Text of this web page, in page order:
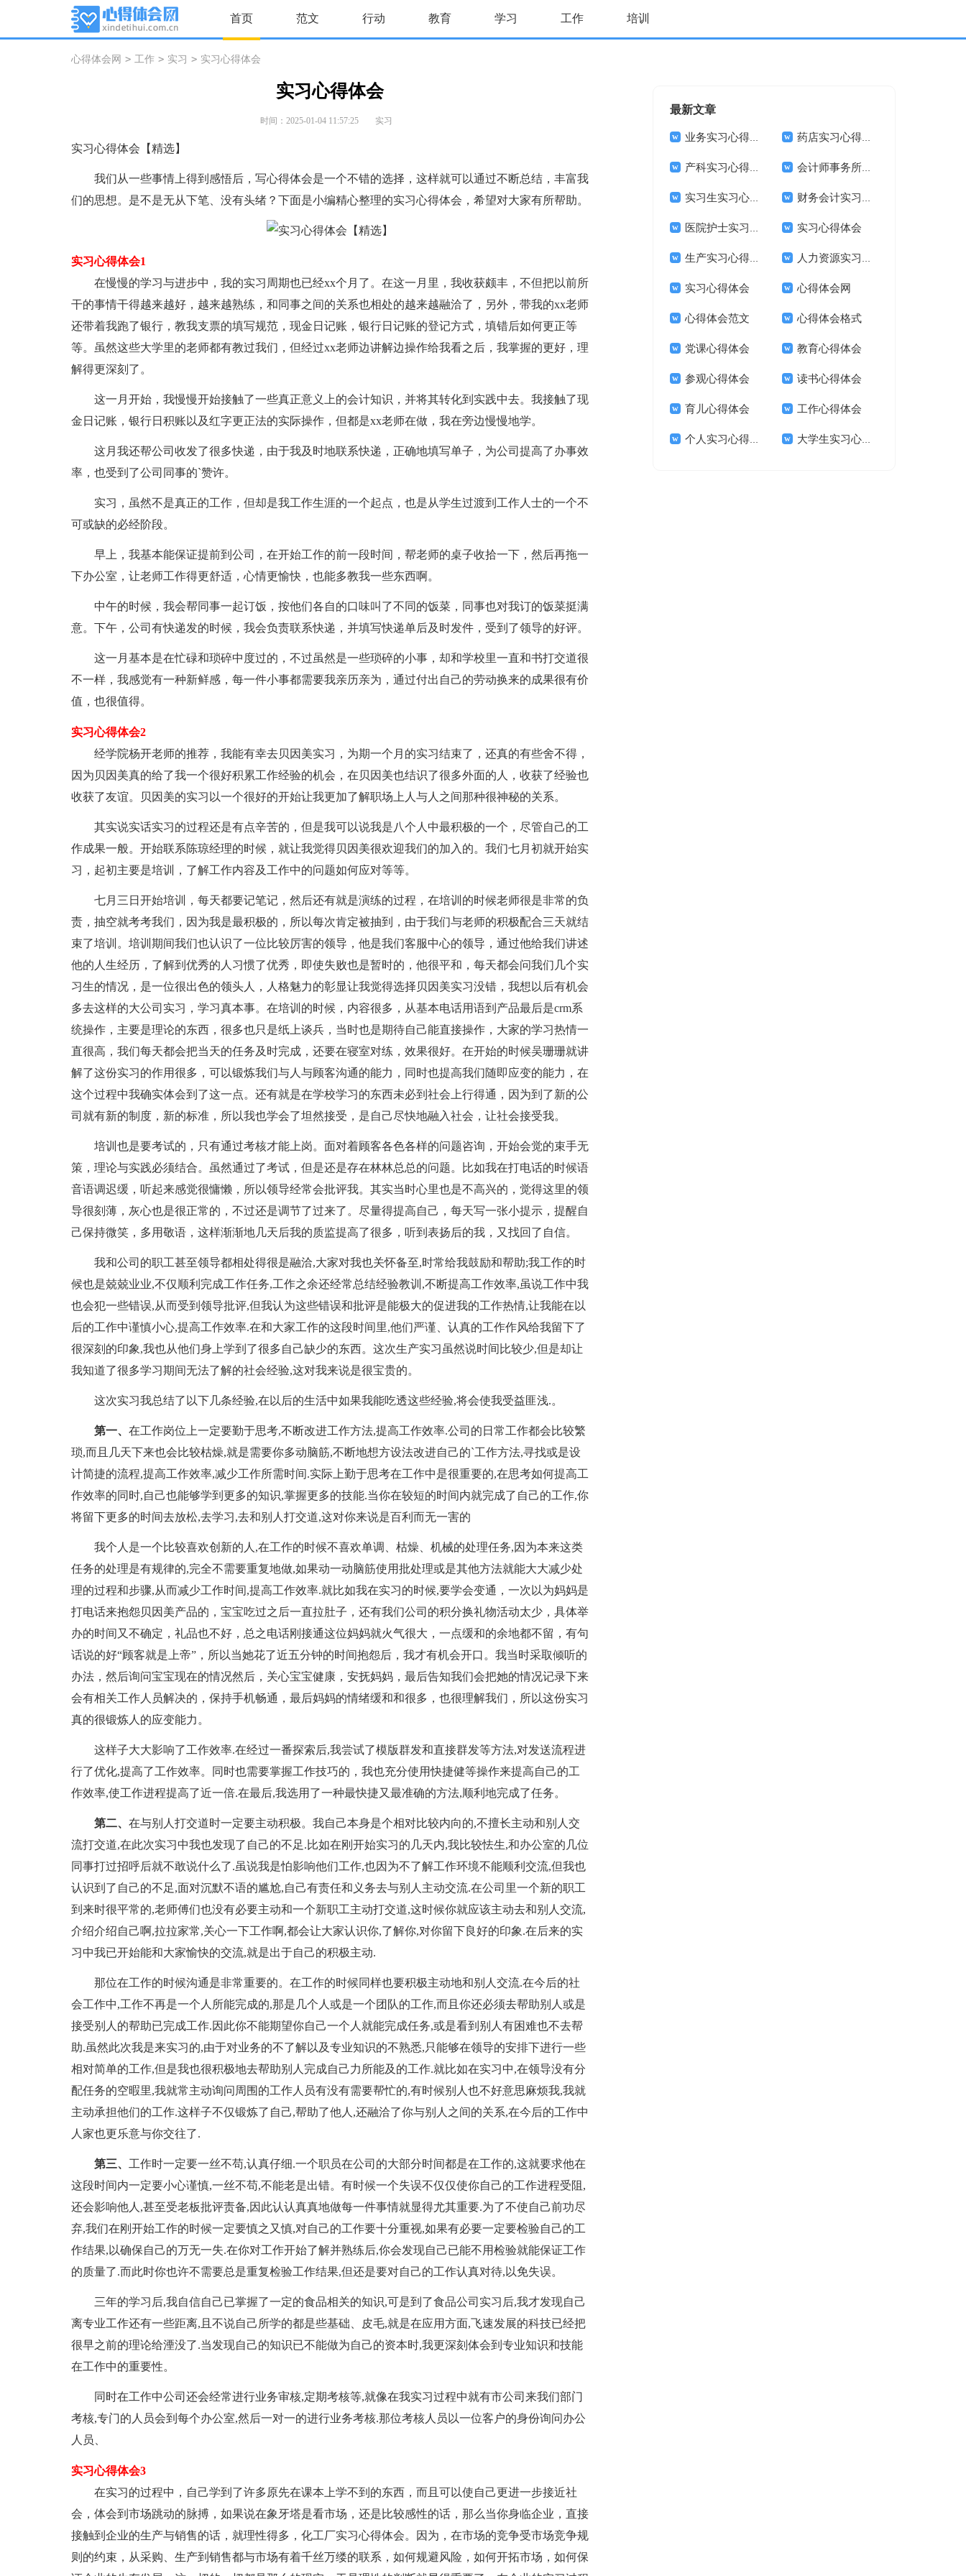
首页 范文 行动 教育 学习 工作 培训
心得体会网 > 工作 > 实习 > 实习心得体会
实习心得体会
时间：2025-01-04 11:57:25 实习
实习心得体会【精选】
我们从一些事情上得到感悟后，写心得体会是一个不错的选择，这样就可以通过不断总结，丰富我
们的思想。是不是无从下笔、没有头绪？下面是小编精心整理的实习心得体会，希望对大家有所帮助。
实习心得体会1
在慢慢的学习与进步中，我的实习周期也已经xx个月了。在这一月里，我收获颇丰，不但把以前所
干的事情干得越来越好，越来越熟练，和同事之间的关系也相处的越来越融洽了，另外，带我的xx老师
还带着我跑了银行，教我支票的填写规范，现金日记账，银行日记账的登记方式，填错后如何更正等
等。虽然这些大学里的老师都有教过我们，但经过xx老师边讲解边操作给我看之后，我掌握的更好，理
解得更深刻了。
这一月开始，我慢慢开始接触了一些真正意义上的会计知识，并将其转化到实践中去。我接触了现
金日记账，银行日积账以及红字更正法的实际操作，但都是xx老师在做，我在旁边慢慢地学。
这月我还帮公司收发了很多快递，由于我及时地联系快递，正确地填写单子，为公司提高了办事效
率，也受到了公司同事的`赞许。
实习，虽然不是真正的工作，但却是我工作生涯的一个起点，也是从学生过渡到工作人士的一个不
可或缺的必经阶段。
早上，我基本能保证提前到公司，在开始工作的前一段时间，帮老师的桌子收拾一下，然后再拖一
下办公室，让老师工作得更舒适，心情更愉快，也能多教我一些东西啊。
中午的时候，我会帮同事一起订饭，按他们各自的口味叫了不同的饭菜，同事也对我订的饭菜挺满
意。下午，公司有快递发的时候，我会负责联系快递，并填写快递单后及时发件，受到了领导的好评。
这一月基本是在忙碌和琐碎中度过的，不过虽然是一些琐碎的小事，却和学校里一直和书打交道很
不一样，我感觉有一种新鲜感，每一件小事都需要我亲历亲为，通过付出自己的劳动换来的成果很有价
值，也很值得。
实习心得体会2
经学院杨开老师的推荐，我能有幸去贝因美实习，为期一个月的实习结束了，还真的有些舍不得，
因为贝因美真的给了我一个很好积累工作经验的机会，在贝因美也结识了很多外面的人，收获了经验也
收获了友谊。贝因美的实习以一个很好的开始让我更加了解职场上人与人之间那种很神秘的关系。
其实说实话实习的过程还是有点辛苦的，但是我可以说我是八个人中最积极的一个，尽管自己的工
作成果一般。开始联系陈琼经理的时候，就让我觉得贝因美很欢迎我们的加入的。我们七月初就开始实
习，起初主要是培训，了解工作内容及工作中的问题如何应对等等。
七月三日开始培训，每天都要记笔记，然后还有就是演练的过程，在培训的时候老师很是非常的负
责，抽空就考考我们，因为我是最积极的，所以每次肯定被抽到，由于我们与老师的积极配合三天就结
束了培训。培训期间我们也认识了一位比较厉害的领导，他是我们客服中心的领导，通过他给我们讲述
他的人生经历，了解到优秀的人习惯了优秀，即使失败也是暂时的，他很平和，每天都会问我们几个实
习生的情况，是一位很出色的领头人，人格魅力的彰显让我觉得选择贝因美实习没错，我想以后有机会
多去这样的大公司实习，学习真本事。在培训的时候，内容很多，从基本电话用语到产品最后是crm系
统操作，主要是理论的东西，很多也只是纸上谈兵，当时也是期待自己能直接操作，大家的学习热情一
直很高，我们每天都会把当天的任务及时完成，还要在寝室对练，效果很好。在开始的时候吴珊珊就讲
解了这份实习的作用很多，可以锻炼我们与人与顾客沟通的能力，同时也提高我们随即应变的能力，在
这个过程中我确实体会到了这一点。还有就是在学校学习的东西未必到社会上行得通，因为到了新的公
司就有新的制度，新的标准，所以我也学会了坦然接受，是自己尽快地融入社会，让社会接受我。
培训也是要考试的，只有通过考核才能上岗。面对着顾客各色各样的问题咨询，开始会觉的束手无
策，理论与实践必须结合。虽然通过了考试，但是还是存在林林总总的问题。比如我在打电话的时候语
音语调迟缓，听起来感觉很慵懒，所以领导经常会批评我。其实当时心里也是不高兴的，觉得这里的领
导很刻薄，灰心也是很正常的，不过还是调节了过来了。尽量得提高自己，每天写一张小提示，提醒自
己保持微笑，多用敬语，这样渐渐地几天后我的质监提高了很多，听到表扬后的我，又找回了自信。
我和公司的职工甚至领导都相处得很是融洽,大家对我也关怀备至,时常给我鼓励和帮助;我工作的时
候也是兢兢业业,不仅顺利完成工作任务,工作之余还经常总结经验教训,不断提高工作效率,虽说工作中我
也会犯一些错误,从而受到领导批评,但我认为这些错误和批评是能极大的促进我的工作热情,让我能在以
后的工作中谨慎小心,提高工作效率.在和大家工作的这段时间里,他们严谨、认真的工作作风给我留下了
很深刻的印象,我也从他们身上学到了很多自己缺少的东西。这次生产实习虽然说时间比较少,但是却让
我知道了很多学习期间无法了解的社会经验,这对我来说是很宝贵的。
这次实习我总结了以下几条经验,在以后的生活中如果我能吃透这些经验,将会使我受益匪浅.。
第一、 在工作岗位上一定要勤于思考,不断改进工作方法,提高工作效率.公司的日常工作都会比较繁
琐,而且几天下来也会比较枯燥,就是需要你多动脑筋,不断地想方设法改进自己的`工作方法,寻找或是设
计简捷的流程,提高工作效率,减少工作所需时间.实际上勤于思考在工作中是很重要的,在思考如何提高工
作效率的同时,自己也能够学到更多的知识,掌握更多的技能.当你在较短的时间内就完成了自己的工作,你
将留下更多的时间去放松,去学习,去和别人打交道,这对你来说是百利而无一害的
我个人是一个比较喜欢创新的人,在工作的时候不喜欢单调、枯燥、机械的处理任务,因为本来这类
任务的处理是有规律的,完全不需要重复地做,如果动一动脑筋使用批处理或是其他方法就能大大减少处
理的过程和步骤,从而减少工作时间,提高工作效率.就比如我在实习的时候,要学会变通，一次以为妈妈是
打电话来抱怨贝因美产品的，宝宝吃过之后一直拉肚子，还有我们公司的积分换礼物活动太少，具体举
办的时间又不确定，礼品也不好，总之电话刚接通这位妈妈就火气很大，一点缓和的余地都不留，有句
话说的好“顾客就是上帝”，所以当她花了近五分钟的时间抱怨后，我才有机会开口。我当时采取倾听的
办法，然后询问宝宝现在的情况然后，关心宝宝健康，安抚妈妈，最后告知我们会把她的情况记录下来
会有相关工作人员解决的，保持手机畅通，最后妈妈的情绪缓和和很多，也很理解我们，所以这份实习
真的很锻炼人的应变能力。
这样子大大影响了工作效率.在经过一番探索后,我尝试了模版群发和直接群发等方法,对发送流程进
行了优化,提高了工作效率。同时也需要掌握工作技巧的，我也充分使用快捷健等操作来提高自己的工
作效率,使工作进程提高了近一倍.在最后,我选用了一种最快捷又最准确的方法,顺利地完成了任务。
第二、 在与别人打交道时一定要主动积极。我自己本身是个相对比较内向的,不擅长主动和别人交
流打交道,在此次实习中我也发现了自己的不足.比如在刚开始实习的几天内,我比较怯生,和办公室的几位
同事打过招呼后就不敢说什么了.虽说我是怕影响他们工作,也因为不了解工作环境不能顺利交流,但我也
认识到了自己的不足,面对沉默不语的尴尬,自己有责任和义务去与别人主动交流.在公司里一个新的职工
到来时很平常的,老师傅们也没有必要主动和一个新职工主动打交道,这时候你就应该主动去和别人交流,
介绍介绍自己啊,拉拉家常,关心一下工作啊,都会让大家认识你,了解你,对你留下良好的印象.在后来的实
习中我已开始能和大家愉快的交流,就是出于自己的积极主动.
那位在工作的时候沟通是非常重要的。在工作的时候同样也要积极主动地和别人交流.在今后的社
会工作中,工作不再是一个人所能完成的,那是几个人或是一个团队的工作,而且你还必须去帮助别人或是
接受别人的帮助已完成工作.因此你不能期望你自己一个人就能完成任务,或是看到别人有困难也不去帮
助.虽然此次我是来实习的,由于对业务的不了解以及专业知识的不熟悉,只能够在领导的安排下进行一些
相对简单的工作,但是我也很积极地去帮助别人完成自己力所能及的工作.就比如在实习中,在领导没有分
配任务的空暇里,我就常主动询问周围的工作人员有没有需要帮忙的,有时候别人也不好意思麻烦我,我就
主动承担他们的工作.这样子不仅锻炼了自己,帮助了他人,还融洽了你与别人之间的关系,在今后的工作中
人家也更乐意与你交往了.
第三、 工作时一定要一丝不苟,认真仔细.一个职员在公司的大部分时间都是在工作的,这就要求他在
这段时间内一定要小心谨慎,一丝不苟,不能老是出错。有时候一个失误不仅仅使你自己的工作进程受阻,
还会影响他人,甚至受老板批评责备,因此认认真真地做每一件事情就显得尤其重要.为了不使自己前功尽
弃,我们在刚开始工作的时候一定要慎之又慎,对自己的工作要十分重视,如果有必要一定要检验自己的工
作结果,以确保自己的万无一失.在你对工作开始了解并熟练后,你会发现自己已能不用检验就能保证工作
的质量了.而此时你也许不需要总是重复检验工作结果,但还是要对自己的工作认真对待,以免失误。
三年的学习后,我自信自己已掌握了一定的食品相关的知识,可是到了食品公司实习后,我才发现自己
离专业工作还有一些距离,且不说自己所学的都是些基础、皮毛,就是在应用方面,飞速发展的科技已经把
很早之前的理论给湮没了.当发现自己的知识已不能做为自己的资本时,我更深刻体会到专业知识和技能
在工作中的重要性。
同时在工作中公司还会经常进行业务审核,定期考核等,就像在我实习过程中就有市公司来我们部门
考核,专门的人员会到每个办公室,然后一对一的进行业务考核.那位考核人员以一位客户的身份询问办公
人员、
实习心得体会3
在实习的过程中，自己学到了许多原先在课本上学不到的东西，而且可以使自己更进一步接近社
会，体会到市场跳动的脉搏，如果说在象牙塔是看市场，还是比较感性的话，那么当你身临企业，直接
接触到企业的生产与销售的话，就理性得多，化工厂实习心得体会。因为，在市场的竞争受市场竞争规
则的约束，从采购、生产到销售都与市场有着千丝万缕的联系，如何规避风险，如何开拓市场，如何保
最新文章
业务实习心得体会 药店实习心得体会
产科实习心得体会 会计师事务所实习心得体会
实习生实习心得体会 财务会计实习体会
医院护士实习心得体会 实习心得体会
生产实习心得体会 人力资源实习心得体会
实习心得体会 心得体会网
心得体会范文 心得体会格式
党课心得体会 教育心得体会
参观心得体会 读书心得体会
育儿心得体会 工作心得体会
个人实习心得体会 大学生实习心得体会